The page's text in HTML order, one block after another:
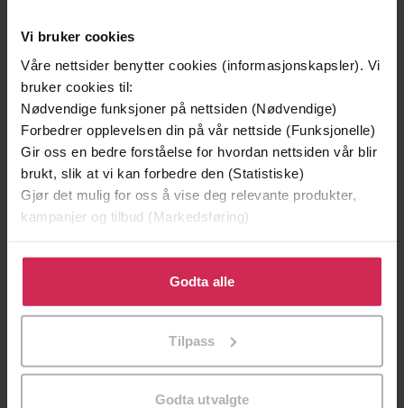
Vi bruker cookies
Våre nettsider benytter cookies (informasjonskapsler). Vi
bruker cookies til:
Nødvendige funksjoner på nettsiden (Nødvendige)
Forbedrer opplevelsen din på vår nettside (Funksjonelle)
Gir oss en bedre forståelse for hvordan nettsiden vår blir
brukt, slik at vi kan forbedre den (Statistiske)
Gjør det mulig for oss å vise deg relevante produkter,
kampanjer og tilbud (Markedsføring)
Klikk på «Godta alle» for å gi oss ditt samtykke til å
bruke cookies for alle disse formålene. Du kan også
tilpasse ditt samtykke til spesifikke formål ved å klikke
Godta alle
Tilpass
Godta utvalgte
199,-
Jo Nesbø
Jørn Lier Horst
Undertittel an anthology of the design of human nature
: essays and Poems : selection and texts